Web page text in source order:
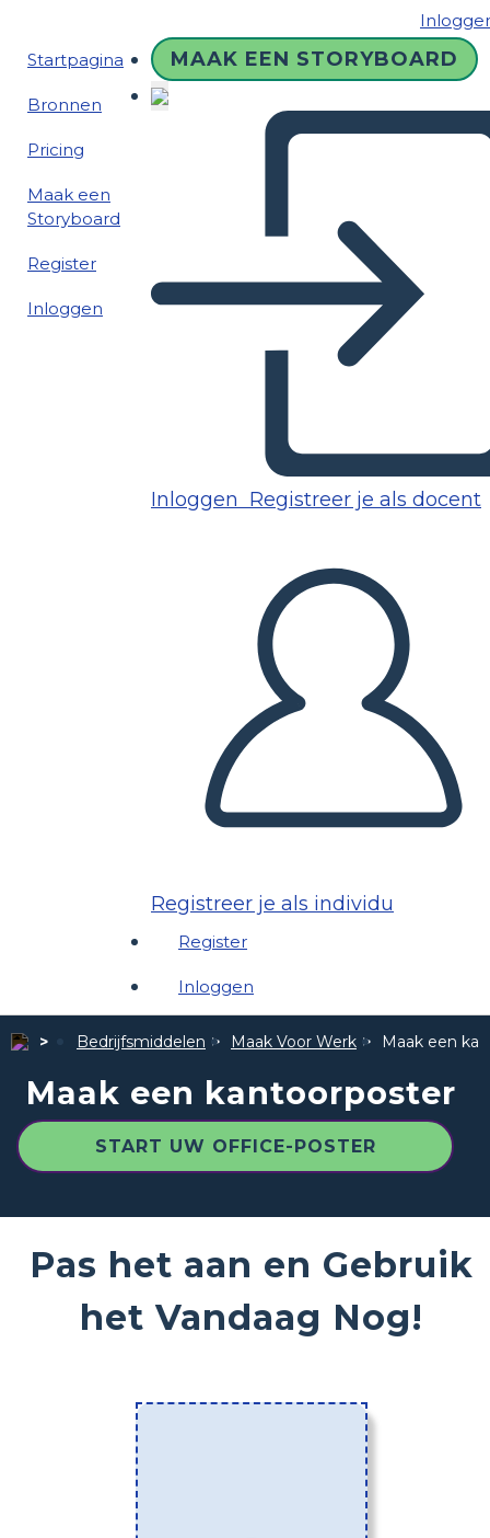
Startpagina
Bronnen
Pricing
Maak een
Storyboard
Register
Inloggen
MAAK EEN STORYBOARD
Inloggen Registreer je als docent
Registreer je als individu
Register
Inloggen
Bedrijfsmiddelen Maak Voor Werk Maak een
Maak een kantoorposter
START UW OFFICE-POSTER
Pas het aan en Gebruik
het Vandaag Nog!